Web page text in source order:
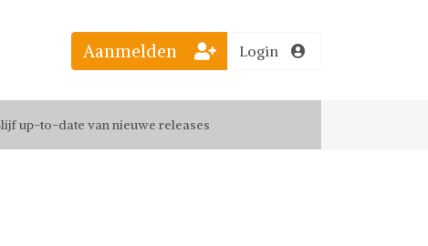
Bestel jouw favoriete looks
Deel de leukste items met vrienden
Aanmelden Login